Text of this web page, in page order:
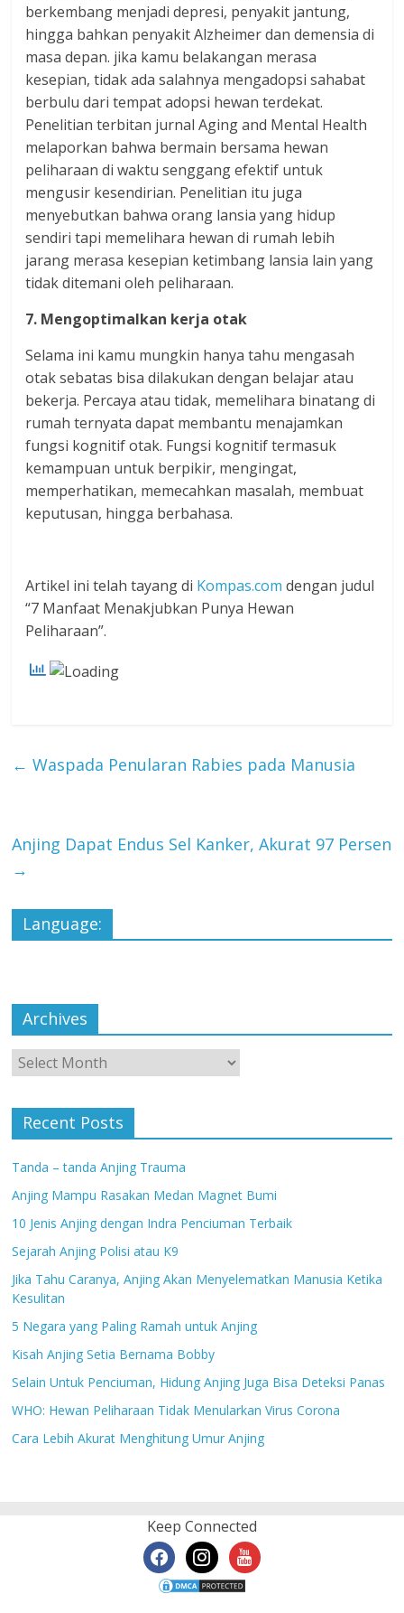
berkembang menjadi depresi, penyakit jantung,
hingga bahkan penyakit Alzheimer dan demensia di
masa depan. jika kamu belakangan merasa
kesepian, tidak ada salahnya mengadopsi sahabat
berbulu dari tempat adopsi hewan terdekat.
Penelitian terbitan jurnal Aging and Mental Health
melaporkan bahwa bermain bersama hewan
peliharaan di waktu senggang efektif untuk
mengusir kesendirian. Penelitian itu juga
menyebutkan bahwa orang lansia yang hidup
sendiri tapi memelihara hewan di rumah lebih
jarang merasa kesepian ketimbang lansia lain yang
tidak ditemani oleh peliharaan.
7. Mengoptimalkan kerja otak
Selama ini kamu mungkin hanya tahu mengasah
otak sebatas bisa dilakukan dengan belajar atau
bekerja. Percaya atau tidak, memelihara binatang di
rumah ternyata dapat membantu menajamkan
fungsi kognitif otak. Fungsi kognitif termasuk
kemampuan untuk berpikir, mengingat,
memperhatikan, memecahkan masalah, membuat
keputusan, hingga berbahasa.
Artikel ini telah tayang di Kompas.com dengan judul
“7 Manfaat Menakjubkan Punya Hewan
Peliharaan”.
← Waspada Penularan Rabies pada Manusia
Anjing Dapat Endus Sel Kanker, Akurat 97 Persen
→
Language:
Archives
Archives
Recent Posts
Tanda – tanda Anjing Trauma
Anjing Mampu Rasakan Medan Magnet Bumi
10 Jenis Anjing dengan Indra Penciuman Terbaik
Sejarah Anjing Polisi atau K9
Jika Tahu Caranya, Anjing Akan Menyelematkan Manusia Ketika
Kesulitan
5 Negara yang Paling Ramah untuk Anjing
Kisah Anjing Setia Bernama Bobby
Selain Untuk Penciuman, Hidung Anjing Juga Bisa Deteksi Panas
WHO: Hewan Peliharaan Tidak Menularkan Virus Corona
Cara Lebih Akurat Menghitung Umur Anjing
Keep Connected
facebookinstagram
youtube